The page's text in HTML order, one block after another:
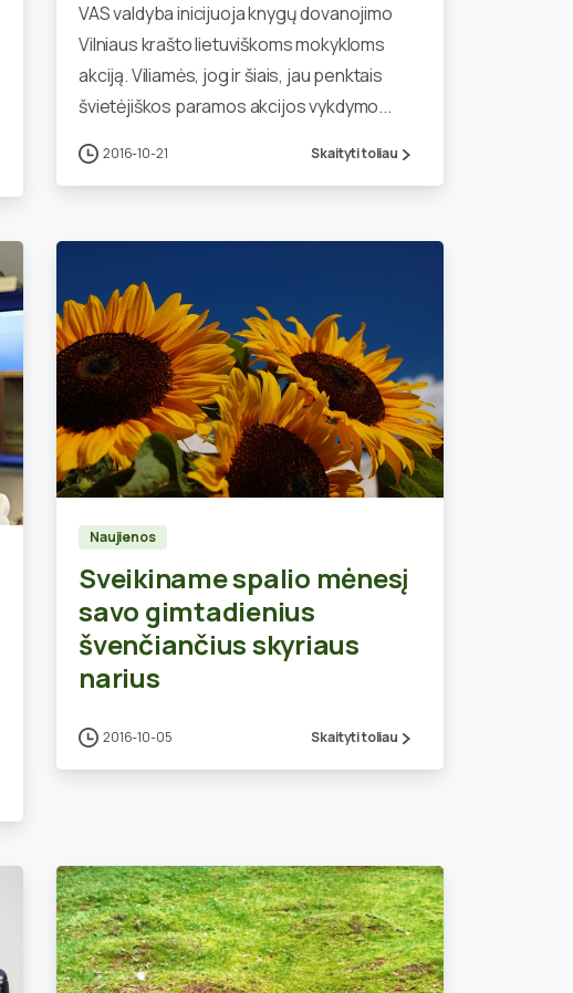
VAS valdyba inicijuoja knygų dovanojimo
Vilniaus krašto lietuviškoms mokykloms
akciją. Viliamės, jog ir šiais, jau penktais
švietėjiškos paramos akcijos vykdymo...
2016-10-21 Skaityti toliau
0
Naujienos
Sveikiname spalio mėnesį
savo gimtadienius
švenčiančius skyriaus
narius
2016-10-05 Skaityti toliau